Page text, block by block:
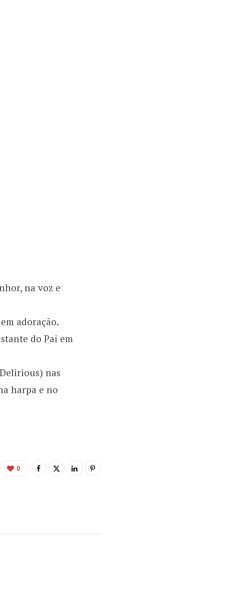
na voz e
adoração.
do Pai em
nas
harpa e no
0